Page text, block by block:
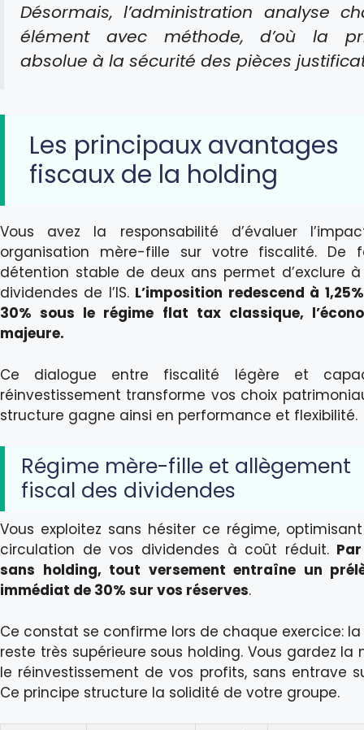
Désormais, l’administration analyse
élément avec méthode, d’où la
absolue à la sécurité des pièces
Les principaux avantages
fiscaux de la holding
Vous avez la responsabilité d’évaluer
organisation mère-fille sur votre fiscalité. De
détention stable de deux ans permet d’exclure à
dividendes de l’IS. L’imposition redescend à
30% sous le régime flat tax classique,
majeure.
Ce dialogue entre fiscalité légère et
réinvestissement transforme vos choix
structure gagne ainsi en performance et flexibilité.
Régime mère-fille et allègement
fiscal des dividendes
Vous exploitez sans hésiter ce régime,
circulation de vos dividendes à coût réduit.
sans holding, tout versement entraîne un
immédiat de 30% sur vos réserves.
Ce constat se confirme lors de chaque exercice:
reste très supérieure sous holding. Vous gardez la
le réinvestissement de vos profits, sans entrave
Ce principe structure la solidité de votre groupe.